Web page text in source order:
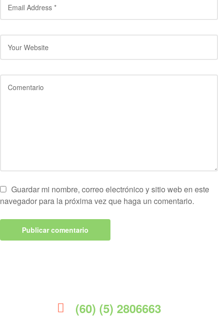
Guardar mi nombre, correo electrónico y sitio web en este
navegador para la próxima vez que haga un comentario.
(60) (5) 2806663